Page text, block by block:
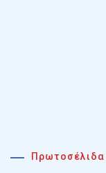
Πρωτοσέλιδα